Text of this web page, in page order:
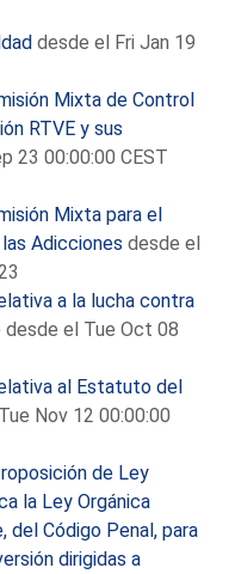
desde el Fri Jan 19
Mixta de Control
RTVE y sus
23 00:00:00 CEST
Mixta para el
Adicciones desde el
a la lucha contra
desde el Tue Oct 08
al Estatuto del
Nov 12 00:00:00
de Ley
la Ley Orgánica
del Código Penal, para
dirigidas a